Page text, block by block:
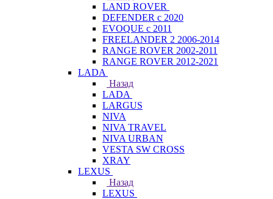
LAND ROVER
DEFENDER с 2020
EVOQUE с 2011
FREELANDER 2 2006-2014
RANGE ROVER 2002-2011
RANGE ROVER 2012-2021
LADA
Назад
LADA
LARGUS
NIVA
NIVA TRAVEL
NIVA URBAN
VESTA SW CROSS
XRAY
LEXUS
Назад
LEXUS